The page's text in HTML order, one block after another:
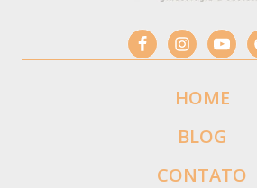
HOME
BLOG
CONTATO